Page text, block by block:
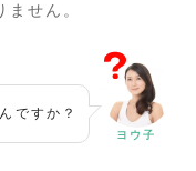
ません。
ですか？
ヨウ子